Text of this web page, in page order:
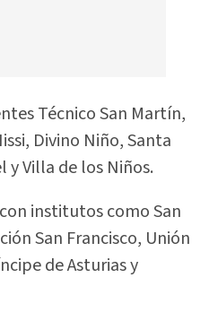
Técnico San Martín,
Divino Niño, Santa
y Villa de los Niños.
institutos como San
San Francisco, Unión
de Asturias y